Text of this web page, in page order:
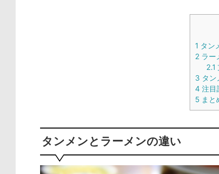
1 タン
2 ラー
2.1
3 タン
4 注目
5 まと
タンメンとラーメンの違い